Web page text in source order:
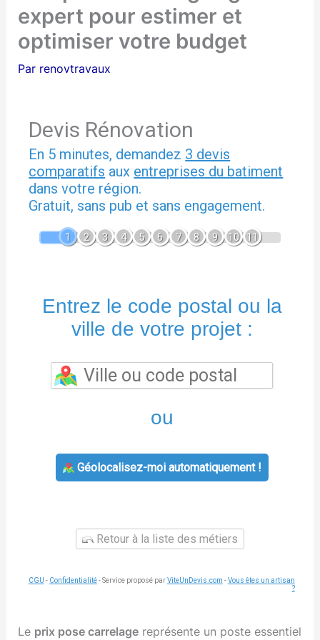
expert pour estimer et
optimiser votre budget
Par renovtravaux
Devis Rénovation
En 5 minutes, demandez 3 devis
comparatifs aux entreprises du batiment
dans votre région.
Gratuit, sans pub et sans engagement.
1 2 3 4 5 6 7 8 9 10 11
Entrez le code postal ou la
ville de votre projet :
ou
Géolocalisez-moi automatiquement !
Retour à la liste des métiers
CGU - Confidentialité- Service proposé parViteUnDevis.com -Vous êtes un artisan
?
Le prix pose carrelage représente un poste essentiel